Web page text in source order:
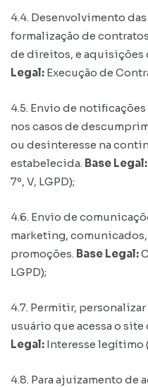
4.4. Desenvolvimento
formalização de
de direitos, e aquisições
Legal: Execução de
4.5. Envio de
nos casos de
ou desinteresse na
estabelecida. Base Legal:
7º, V, LGPD);
4.6. Envio de
marketing, comunicados,
promoções. Base Legal:
LGPD);
4.7. Permitir,
usuário que acessa o site
Legal: Interesse legítimo
4.8. Para ajuizamento de